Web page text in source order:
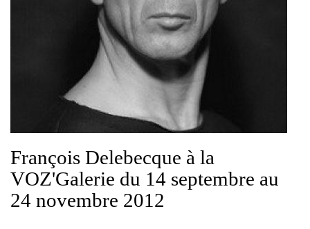
François Delebecque à la
VOZ'Galerie du 14 septembre au
24 novembre 2012